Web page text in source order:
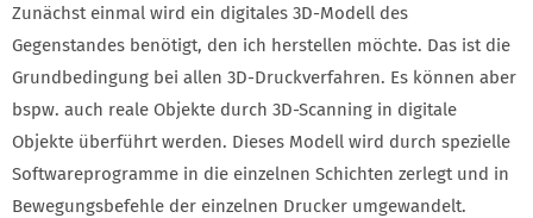
Zunächst einmal wird ein digitales 3D-Modell des
Gegenstandes benötigt, den ich herstellen möchte. Das ist die
Grundbedingung bei allen 3D-Druckverfahren. Es können aber
bspw. auch reale Objekte durch 3D-Scanning in digitale
Objekte überführt werden. Dieses Modell wird durch spezielle
Softwareprogramme in die einzelnen Schichten zerlegt und in
Bewegungsbefehle der einzelnen Drucker umgewandelt.